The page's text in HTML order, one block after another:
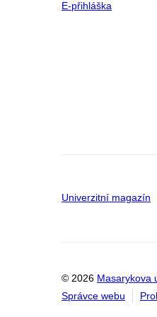
E-přihláška
Univerzitní magazín
© 2026 Masarykova
Správce webu